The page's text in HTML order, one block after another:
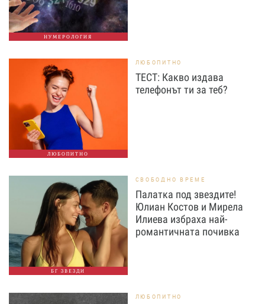
НУМЕРОЛОГИЯ
ЛЮБОПИТНО
ЛЮБОПИТНО
ТЕСТ: Какво издава
телефонът ти за теб?
БГ ЗВЕЗДИ
СВОБОДНО ВРЕМЕ
Палатка под звездите!
Юлиан Костов и Мирела
Илиева избраха най-
романтичната почивка
ЛЮБОПИТНО